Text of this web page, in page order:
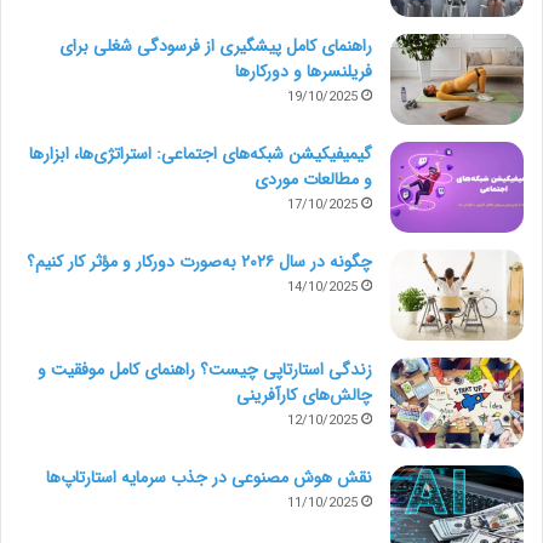
چون سنگین یا چرب بودن غذا باعث ایجاد خستگی و
خواب آلودگی بعد از ناهار می شود و شدیداً به خواب نیاز
پیدا خواهید کرد.
1:00 عصر: برگردید سر کارتان
5- زمان شروع شیف دوم کاری است.
4:00 عصر: گزارش روزانه پیشرفت کار را برای مشتریان ارسال
نمایید.
راهنمای کامل پیشگیری از فرسودگی شغلی برای
فریلنسرها و دورکارها
19/10/2025
گیمیفیکیشن شبکه‌های اجتماعی: استراتژی‌ها، ابزارها
و مطالعات موردی
17/10/2025
چگونه در سال ۲۰۲۶ به‌صورت دورکار و مؤثر کار کنیم؟
14/10/2025
زندگی استارتاپی چیست؟ راهنمای کامل موفقیت و
چالش‌های کارآفرینی
12/10/2025
نقش هوش مصنوعی در جذب سرمایه استارتاپ‌ها
11/10/2025